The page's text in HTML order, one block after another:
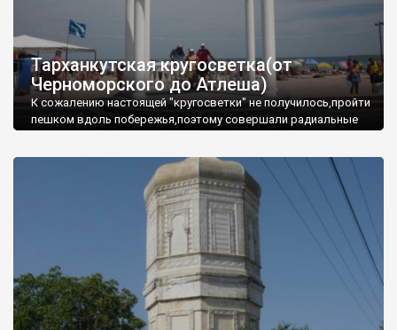
Тарханкутская кругосветка(от
Черноморского до Атлеша)
К сожалению настоящей "кругосветки" не получилось,пройти
пешком вдоль побережья,поэтому совершали радиальные